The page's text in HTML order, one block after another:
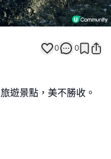
0 0